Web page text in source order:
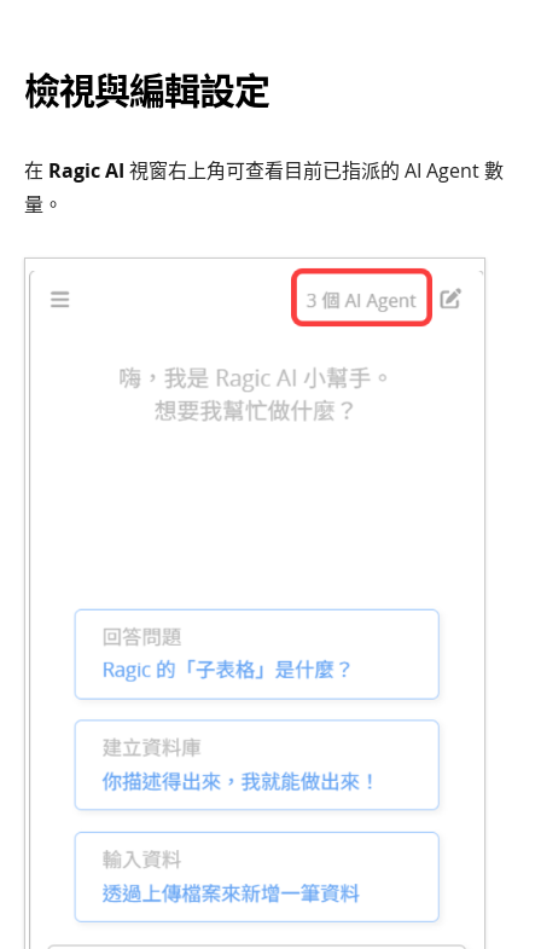
檢視與編輯設定
在 Ragic AI 視窗右上角可查看目前已指派的 AI Agent 數
量。